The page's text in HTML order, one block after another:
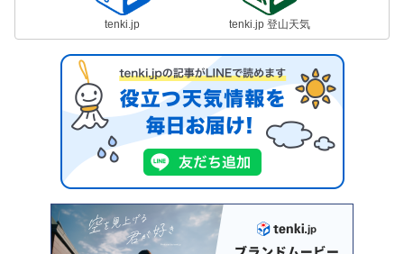
tenki.jp tenki.jp 登山天気